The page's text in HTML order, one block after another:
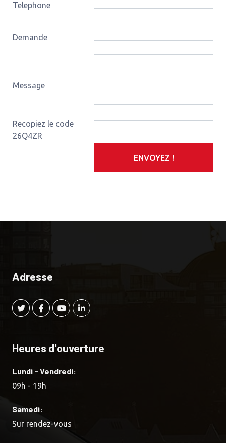
Telephone
Demande
Message
Recopiez le code
26Q4ZR
ENVOYEZ !
Adresse
Heures d'ouverture
Lundi - Vendredi:
09h - 19h
Samedi:
Sur rendez-vous